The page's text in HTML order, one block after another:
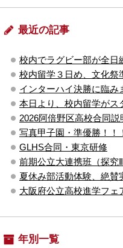
最近の記事
校内でラグビー部が全日
校内留学３日め、文化祭
インターハイ決勝に臨み
本日より、校内留学がス
2026阿倍野区高校合同
写真甲子園・準優勝！！
GLHS合同・東京研修
前期公立大連携班（探究
夏休み部活動体験、絶賛
大阪府公立高校進学フェ
年別一覧